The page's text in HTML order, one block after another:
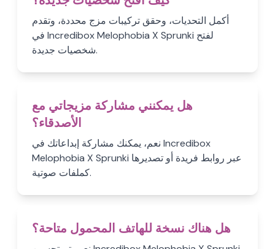
أكمل التحديات، وحقق تركيبات مزج محددة، وتقدم
في Incredibox Melophobia X Sprunki لفتح
شخصيات جديدة.
هل يمكنني مشاركة مزيجاتي مع
الأصدقاء؟
نعم، يمكنك مشاركة إبداعاتك في Incredibox
Melophobia X Sprunki عبر روابط فريدة أو تصديرها
كملفات صوتية.
هل هناك نسخة للهاتف المحمول متاحة؟